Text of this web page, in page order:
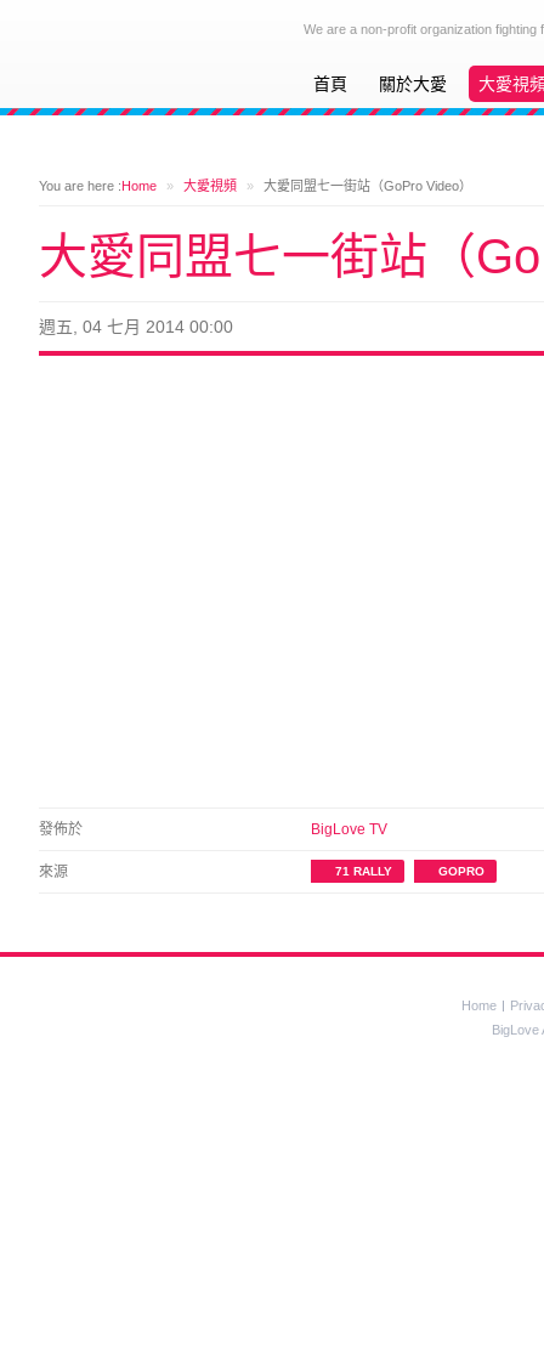
We are a non-profit organization
首頁 關於大愛 大愛視
You are here :Home » 大愛視頻 » 大愛同盟七一街站（GoPro Video）
大愛同盟七一街站（
週五, 04 七月 2014 00:00
發佈於 BigLove TV
來源 71 RALLY GOPRO
Home
BigLove